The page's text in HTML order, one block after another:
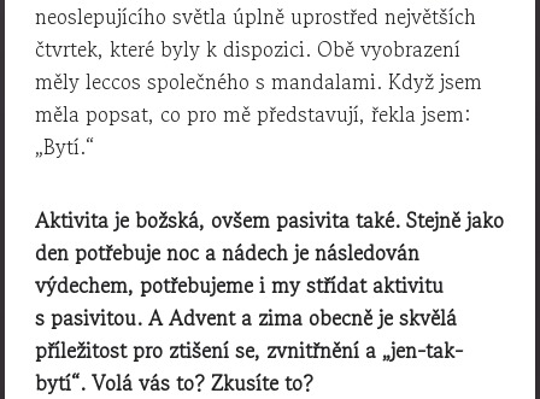
neoslepujícího světla úplně uprostřed největších
čtvrtek, které byly k dispozici. Obě vyobrazení
měly leccos společného s mandalami. Když jsem
měla popsat, co pro mě představují, řekla jsem:
„Bytí.“
Aktivita je božská, ovšem pasivita také. Stejně jako
den potřebuje noc a nádech je následován
výdechem, potřebujeme i my střídat aktivitu
s pasivitou. A Advent a zima obecně je skvělá
příležitost pro ztišení se, zvnitřnění a „jen-tak-
bytí“. Volá vás to? Zkusíte to?